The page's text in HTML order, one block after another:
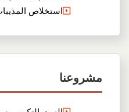
استخلاص
مشروعنا